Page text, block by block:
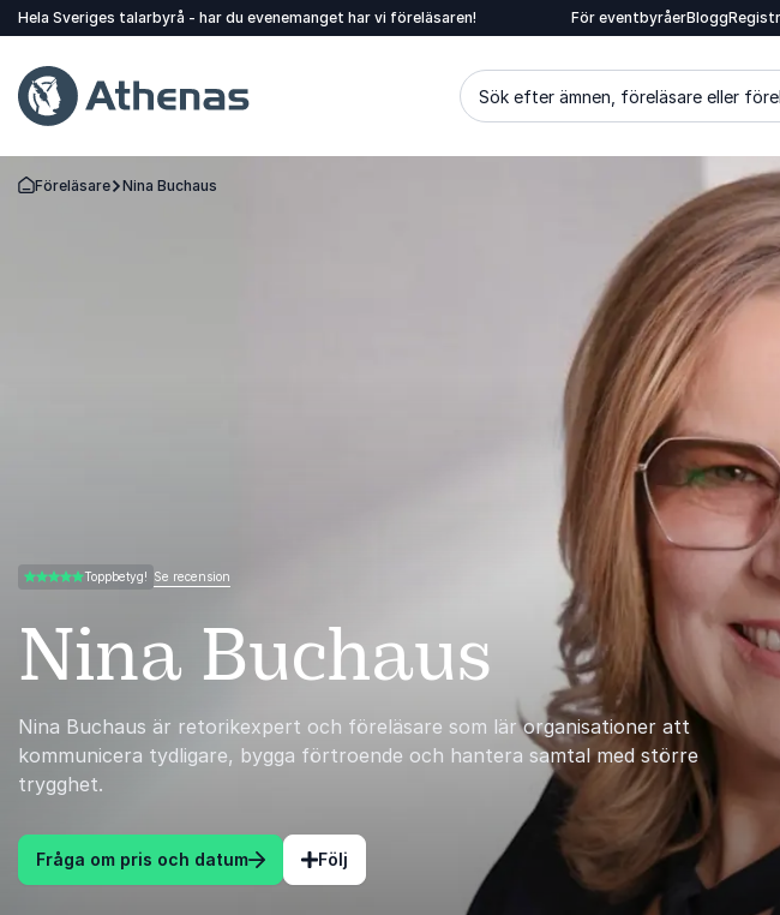
Hela Sveriges talarbyrå - har du evenemanget har vi föreläsaren! För eventbyråerBlogg
Sök efter ämnen, föreläsare eller
Gå tillbaka till startsidan
Föreläsare Nina Buchaus
Nina Buchaus
Nina Buchaus är retorikexpert och föreläsare som lär organisationer att
kommunicera tydligare, bygga förtroende och hantera samtal med större
trygghet.
Fråga om pris och datum Följ
5.00 av 5 Toppbetyg! Se recension